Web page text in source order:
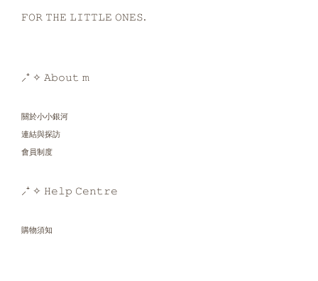
𝙵𝙾𝚁 𝚃𝙷𝙴 𝙻𝙸𝚃𝚃𝙻𝙴 𝙾𝙽𝙴𝚂.
⸝⁺ ✧ 𝙰𝚋𝚘𝚞𝚝 𝚖
關於小小銀河
連結與探訪
會員制度
⸝⁺ ✧ 𝙷𝚎𝚕𝚙 𝙲𝚎𝚗𝚝𝚛𝚎
購物須知